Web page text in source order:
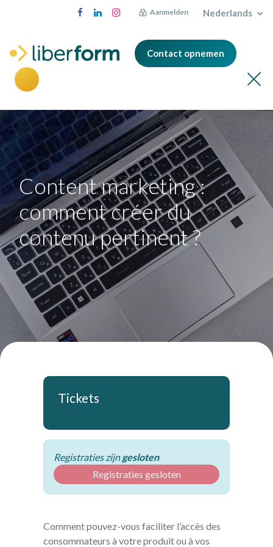
Aanmelden Nederlands
Contact opnemen
Content marketing :
comment créer du
contenu pertinent ?
Tickets
Registraties zijngesloten
Registraties gesloten
Comment pouvez-vous faciliter l’accès des
consommateurs à votre produit ou à vos